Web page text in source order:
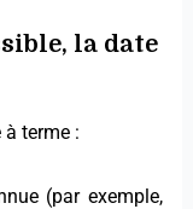
la date
terme :
(par exemple,